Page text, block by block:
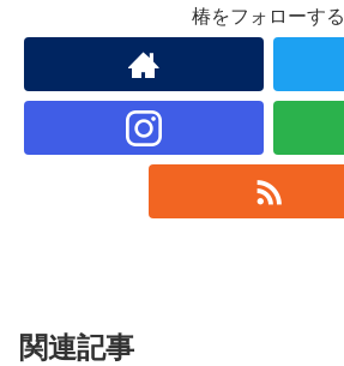
椿をフォローする
関連記事